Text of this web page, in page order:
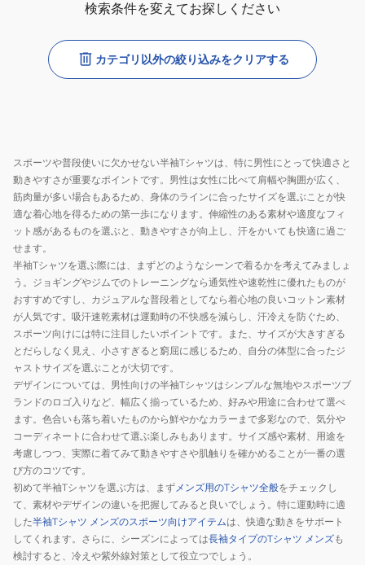
検索条件を変えてお探しください
カテゴリ以外の絞り込みをクリアする
スポーツや普段使いに欠かせない半袖Tシャツは、特に男性にとって快適さと
動きやすさが重要なポイントです。男性は女性に比べて肩幅や胸囲が広く、
筋肉量が多い場合もあるため、身体のラインに合ったサイズを選ぶことが快
適な着心地を得るための第一歩になります。伸縮性のある素材や適度なフィ
ット感があるものを選ぶと、動きやすさが向上し、汗をかいても快適に過ご
せます。
半袖Tシャツを選ぶ際には、まずどのようなシーンで着るかを考えてみましょ
う。ジョギングやジムでのトレーニングなら通気性や速乾性に優れたものが
おすすめですし、カジュアルな普段着としてなら着心地の良いコットン素材
が人気です。吸汗速乾素材は運動時の不快感を減らし、汗冷えを防ぐため、
スポーツ向けには特に注目したいポイントです。また、サイズが大きすぎる
とだらしなく見え、小さすぎると窮屈に感じるため、自分の体型に合ったジ
ャストサイズを選ぶことが大切です。
デザインについては、男性向けの半袖Tシャツはシンプルな無地やスポーツブ
ランドのロゴ入りなど、幅広く揃っているため、好みや用途に合わせて選べ
ます。色合いも落ち着いたものから鮮やかなカラーまで多彩なので、気分や
コーディネートに合わせて選ぶ楽しみもあります。サイズ感や素材、用途を
考慮しつつ、実際に着てみて動きやすさや肌触りを確かめることが一番の選
び方のコツです。
初めて半袖Tシャツを選ぶ方は、まずメンズ用のTシャツ全般をチェックし
て、素材やデザインの違いを把握してみると良いでしょう。特に運動時に適
した半袖Tシャツ メンズのスポーツ向けアイテムは、快適な動きをサポート
してくれます。さらに、シーズンによっては長袖タイプのTシャツ メンズも
検討すると、冷えや紫外線対策として役立つでしょう。